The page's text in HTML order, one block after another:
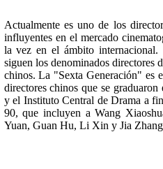
Actualmente es uno de los
influyentes en el mercado
la vez en el ámbito
siguen los denominados directores
chinos. La "Sexta Generación" es
directores chinos que se
y el Instituto Central de Drama a
90, que incluyen a Wang
Yuan, Guan Hu, Li Xin y Jia